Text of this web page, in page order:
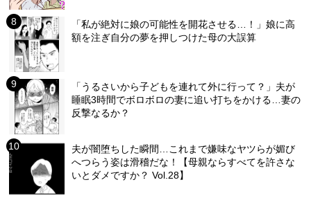
「私が絶対に娘の可能性を開花させる…！」娘に高
額を注ぎ自分の夢を押しつけた母の大誤算
「うるさいから子どもを連れて外に行って？」夫が
睡眠3時間でボロボロの妻に追い打ちをかける…妻の
反撃なるか？
夫が闇堕ちした瞬間…これまで嫌味なヤツらが媚び
へつらう姿は滑稽だな！【母親ならすべてを許さな
いとダメですか？ Vol.28】